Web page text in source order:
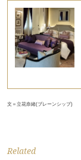
文＝立花奈緒(ブレーンシップ)
Related